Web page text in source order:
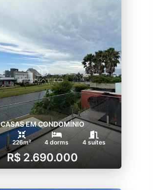
CASAS EM CONDOMÍNIO
226m² 4 dorms 4 suítes
R$ 2.690.000